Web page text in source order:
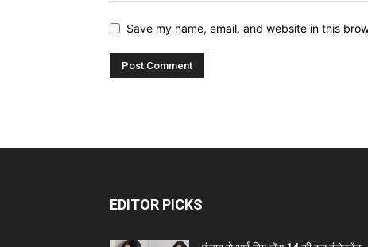
Save my name, email, and website in this
EDITOR PICKS